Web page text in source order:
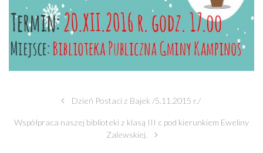
Dzień Postaci z Bajek /5.11.2015 r./
Współpraca naszej biblioteki z klasą III c pod kierunkiem Eweliny
Zalewskiej.